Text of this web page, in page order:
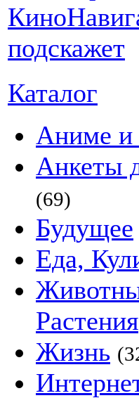
Каталог
Аниме и
Анкеты
(69)
Будущее
Еда,
Растения
Жизнь